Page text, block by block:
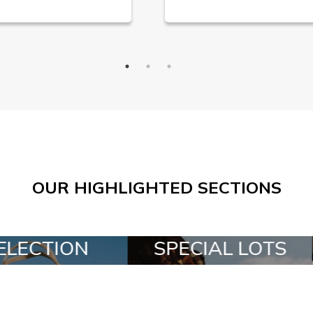
OUR HIGHLIGHTED SECTIONS
SPECIAL LOTS ALL IN A